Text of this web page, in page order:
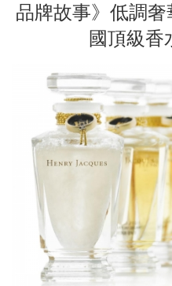
品牌故事》低調
國頂級香